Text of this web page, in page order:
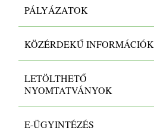
PÁLYÁZATOK
KÖZÉRDEKŰ INFORMÁCIÓK
LETÖLTHETŐ
NYOMTATVÁNYOK
E-ÜGYINTÉZÉS